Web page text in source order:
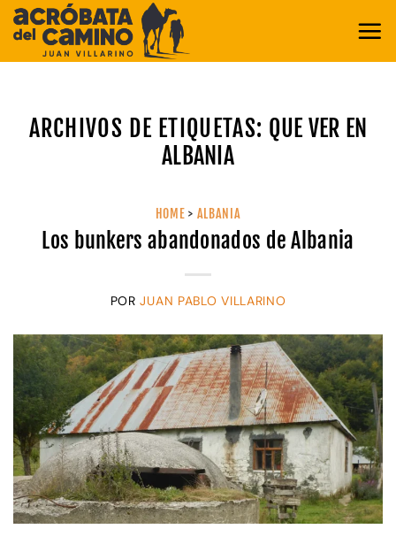
Saltar
contenido
ARCHIVOS DE ETIQUETAS: QUE VER EN
ALBANIA
HOME > ALBANIA
Los bunkers abandonados de Albania
PORJUAN PABLO VILLARINO